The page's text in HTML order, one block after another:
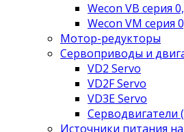
Wecon VB серия
Wecon VM серия
Мотор-редукторы
Сервоприводы и
VD2 Servo
VD2F Servo
VD3E Servo
Серводвигатели
Источники питания